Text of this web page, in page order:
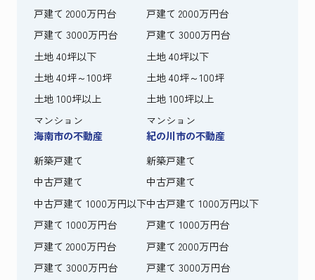
戸建て 2000万円台
戸建て 3000万円台
土地 40坪以下
土地 40坪～100坪
土地 100坪以上
マンション
戸建て 2000万円台
戸建て 3000万円台
土地 40坪以下
土地 40坪～100坪
土地 100坪以上
マンション
海南市の不動産
新築戸建て
中古戸建て
中古戸建て 1000万円以下
戸建て 1000万円台
戸建て 2000万円台
戸建て 3000万円台
紀の川市の不動産
新築戸建て
中古戸建て
中古戸建て 1000万円以下
戸建て 1000万円台
戸建て 2000万円台
戸建て 3000万円台